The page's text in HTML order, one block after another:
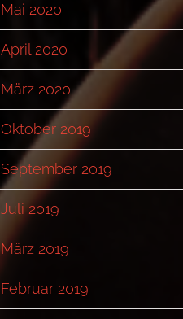
Mai 2020
April 2020
März 2020
Oktober 2019
September 2019
Juli 2019
März 2019
Februar 2019